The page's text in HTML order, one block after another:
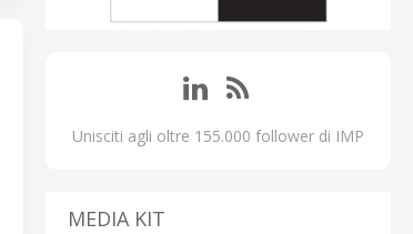
Unisciti agli oltre 155.000 follower di IMP
MEDIA KIT